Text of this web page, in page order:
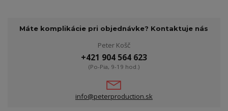
Máte komplikácie pri objednávke? Kontaktuje nás
Peter Košč
+421 904 564 623
(Po-Pia, 9-19 hod.)
info@peterproduction.sk